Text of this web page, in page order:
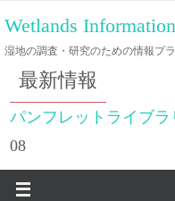
ン
テ
ツ
ス
Wetlands Information
湿地の調査・研究のための情報プ
最新情報
パンフレットライブ
08